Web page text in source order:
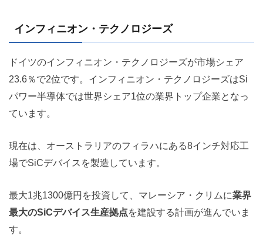
インフィニオン・テクノロジーズ
ドイツのインフィニオン・テクノロジーズが市場シェア
23.6％で2位です。インフィニオン・テクノロジーズはSi
パワー半導体では世界シェア1位の業界トップ企業となっ
ています。
現在は、オーストラリアのフィラハにある8インチ対応工
場でSiCデバイスを製造しています。
最大1兆1300億円を投資して、マレーシア・クリムに業界
最大のSiCデバイス生産拠点を建設する計画が進んでいま
す。